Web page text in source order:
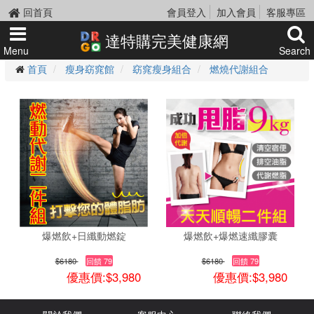
回首頁 會員登入 加入會員 客服專區
Menu 達特購完美健康網
Search
首頁
瘦身窈窕館 窈窕瘦身組合 燃燒代謝組合
爆燃飲+日纖動燃錠
$6180 回饋 79
優惠價:$3,980
爆燃飲+爆燃速纖膠囊
$6180 回饋 79
優惠價:$3,980